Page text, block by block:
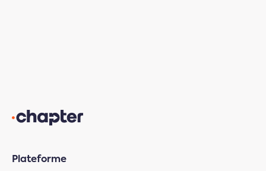
Plateforme